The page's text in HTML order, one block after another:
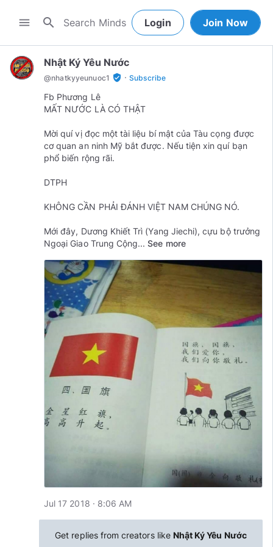
menu search Login Join Now
Nhật Ký Yêu Nước
@nhatkyyeunuoc1 verified_user · Subscribe
Fb Phương Lê
MẤT NƯỚC LÀ CÓ THẬT
Mời quí vị đọc một tài liệu bí mật của Tàu cọng được
cơ quan an ninh Mỹ bắt được. Nếu tiện xin quí bạn
phổ biến rộng rãi.
DTPH
KHÔNG CẦN PHẢI ĐÁNH VIỆT NAM CHÚNG NÓ.
Mới đây, Dương Khiết Trì (Yang Jiechi), cựu bộ trưởng
Ngoại Giao Trung Cộng... See more
Jul 17 2018 · 8:06 AM
Get replies from creators like Nhật Ký Yêu Nước